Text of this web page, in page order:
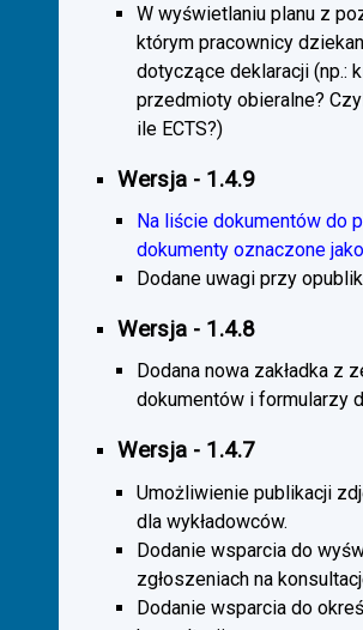
W wyświetlaniu planu z
którym pracownicy
dotyczące deklaracji (np.:
przedmioty obieralne?
ile ECTS?)
Wersja - 1.4.9
Na liście dokumentów do
dokumenty oznaczone
Dodane uwagi przy
Wersja - 1.4.8
Dodana nowa zakładka z
dokumentów i formularzy
Wersja - 1.4.7
Umożliwienie publikacji
dla wykładowców.
Dodanie wsparcia do
zgłoszeniach na
Dodanie wsparcia do